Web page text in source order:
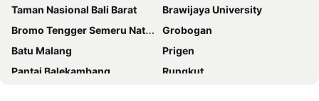
Taman Nasional Bali Barat
Brawijaya University
Bromo Tengger Semeru National Park
Grobogan
Batu Malang
Prigen
Pantai Balekambang
Rungkut